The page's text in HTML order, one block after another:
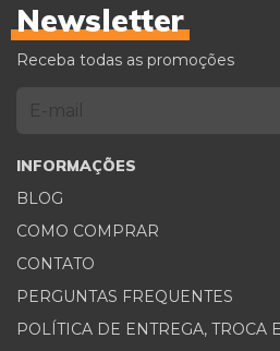
Newsletter
Receba todas as promoções
INFORMAÇÕES
BLOG
COMO COMPRAR
CONTATO
PERGUNTAS FREQUENTES
POLÍTICA DE ENTREGA, TROCA